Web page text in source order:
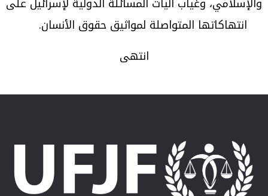
انتهاكاتها المتواصلة لمواثيق حقوق الأنسان.
انتهى